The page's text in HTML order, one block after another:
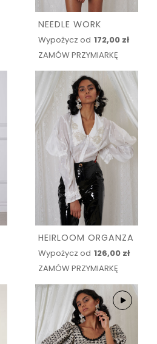
NEEDLE WORK
Wypożycz od 172,00 zł
ZAMÓW PRZYMIARKĘ
HEIRLOOM ORGANZA
Wypożycz od 126,00 zł
ZAMÓW PRZYMIARKĘ